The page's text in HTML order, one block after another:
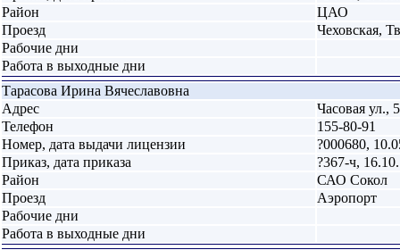
Район
ЦАО
Проезд
Чеховская,
Рабочие дни
Работа в выходные дни
Тарасова Ирина Вячеславовна
Адрес
Часовая ул.,
Телефон
155-80-91
Номер, дата выдачи лицензии
?000680,
Приказ, дата приказа
?367-ч,
Район
САО Сокол
Проезд
Аэропорт
Рабочие дни
Работа в выходные дни